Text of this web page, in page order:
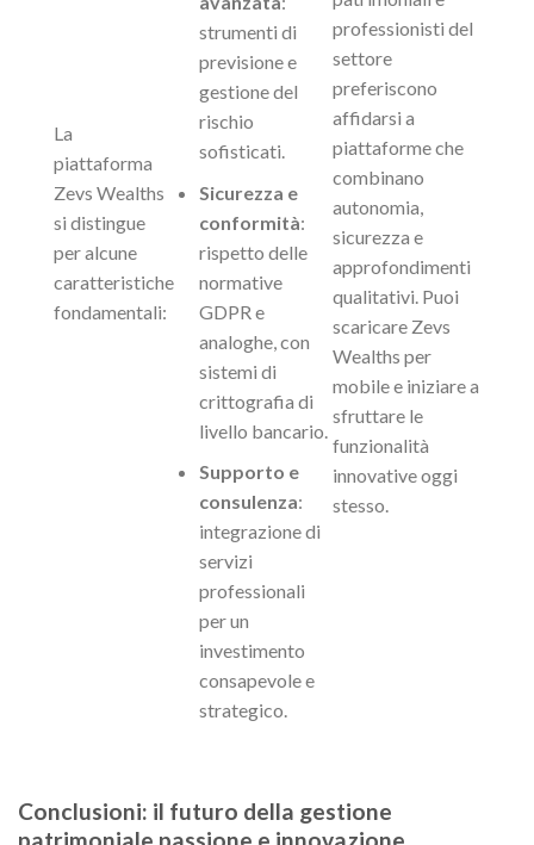
La
piattaforma
Zevs Wealths
si distingue
per alcune
caratteristiche
fondamentali:
strumenti di
previsione e
gestione del
rischio
sofisticati.
Sicurezza e
conformità:
rispetto delle
normative
GDPR e
analoghe, con
sistemi di
crittografia di
livello bancario.
Supporto e
consulenza:
integrazione di
servizi
professionali
per un
investimento
consapevole e
strategico.
professionisti del
settore
preferiscono
affidarsi a
piattaforme che
combinano
autonomia,
sicurezza e
approfondimenti
qualitativi. Puoi
scaricare Zevs
Wealths per
mobile e iniziare a
sfruttare le
funzionalità
innovative oggi
stesso.
Conclusioni: il futuro della gestione
patrimoniale passione e innovazione